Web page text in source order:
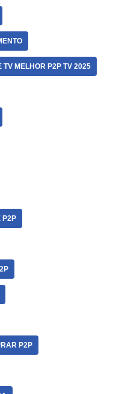
TV MELHOR P2P TV 2025
P2P
P2P